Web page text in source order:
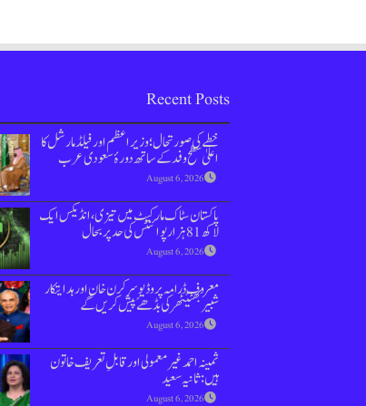
Recent Posts
خطے کی صورتحال؛ وزیراعظم اور فیلڈ مارشل کا
اعلیٰ سطح وفد کے ساتھ دورۂ سعودی عرب
August 6, 2026
پاکستان سٹاک مارکیٹ میں تیزی،انڈیکس ایک
لاکھ 81 ہزار پوائنٹس کی حد پر بحال
August 6, 2026
معروف ڈرامہ پروڈیوسر کرن خان اور ہدایتکار
شبیر بھٹیًٹھرکی بڈھےًپیش کریں گے
August 6, 2026
ثمینہ احمد غیر معمولی اور قابلِ تعریف خاتون
ہیں: ثانیہ سعید
August 6, 2026